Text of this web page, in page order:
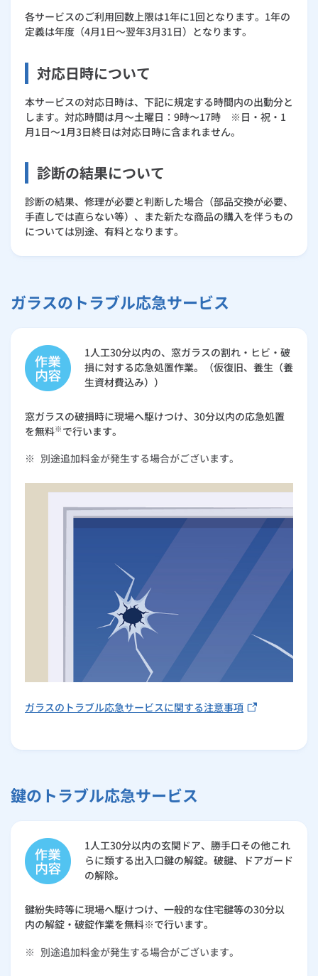
各サービスのご利用回数上限は1年に1回となります。1年の
定義は年度（4月1日～翌年3月31日）となります。
対応日時について
本サービスの対応日時は、下記に規定する時間内の出動分と
します。対応時間は月～土曜日：9時～17時 ※日・祝・1
月1日～1月3日終日は対応日時に含まれません。
診断の結果について
診断の結果、修理が必要と判断した場合（部品交換が必要、
手直しでは直らない等）、また新たな商品の購入を伴うもの
については別途、有料となります。
ガラスのトラブル応急サービス
1人工30分以内の、窓ガラスの割れ・ヒビ・破
損に対する応急処置作業。（仮復旧、養生（養
生資材費込み））
窓ガラスの破損時に現場へ駆けつけ、30分以内の応急処置
を無料※ で行います。
※ 別途追加料金が発生する場合がございます。
ガラスのトラブル応急サービスに関する注意事項
鍵のトラブル応急サービス
1人工30分以内の玄関ドア、勝手口その他これ
らに類する出入口鍵の解錠。破鍵、ドアガード
の解除。
鍵紛失時等に現場へ駆けつけ、一般的な住宅鍵等の30分以
内の解錠・破錠作業を無料※で行います。
※ 別途追加料金が発生する場合がございます。